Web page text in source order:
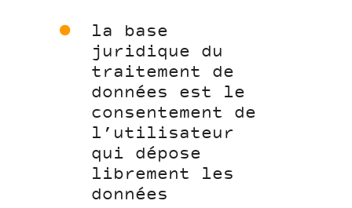
la base
juridique du
traitement de
données est le
consentement de
l’utilisateur
qui dépose
librement les
données